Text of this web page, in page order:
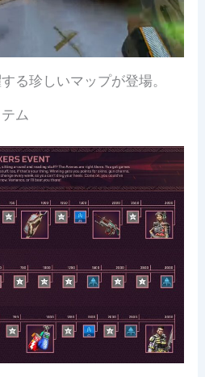
る珍しいマップが登場。
ム